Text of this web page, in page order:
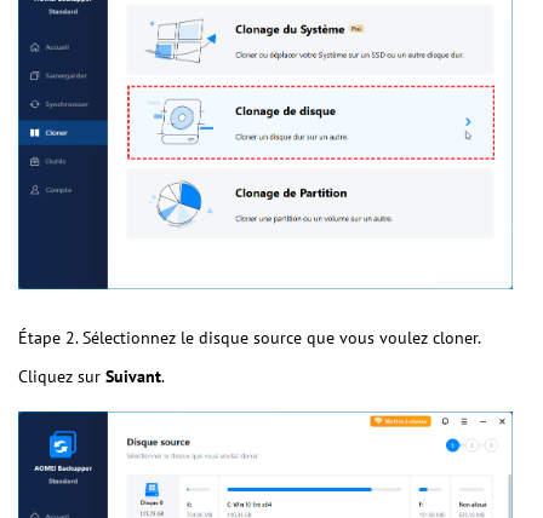
Étape 2. Sélectionnez le disque source que vous voulez cloner.
Cliquez sur Suivant.